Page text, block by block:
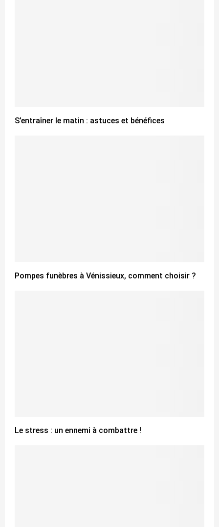
S’entraîner le matin : astuces et bénéfices
Pompes funèbres à Vénissieux, comment choisir ?
Le stress : un ennemi à combattre !